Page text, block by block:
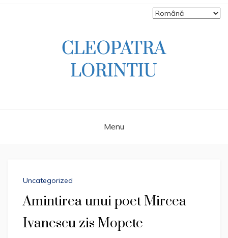
Menu
Uncategorized
Amintirea unui poet Mircea
Ivanescu zis Mopete